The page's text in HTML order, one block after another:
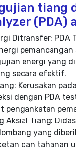
tiang
(PDA)
Ditransfer: PDA
pemancangan
energi yang
secara efektif.
Kerusakan
dengan PDA
pengankatan
Aksial Tiang:
yang
dan tahanan